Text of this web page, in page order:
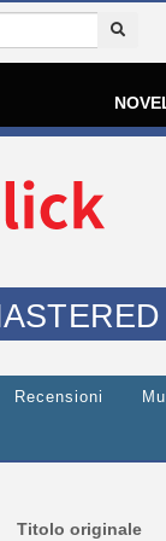
Recensioni
Titolo originale